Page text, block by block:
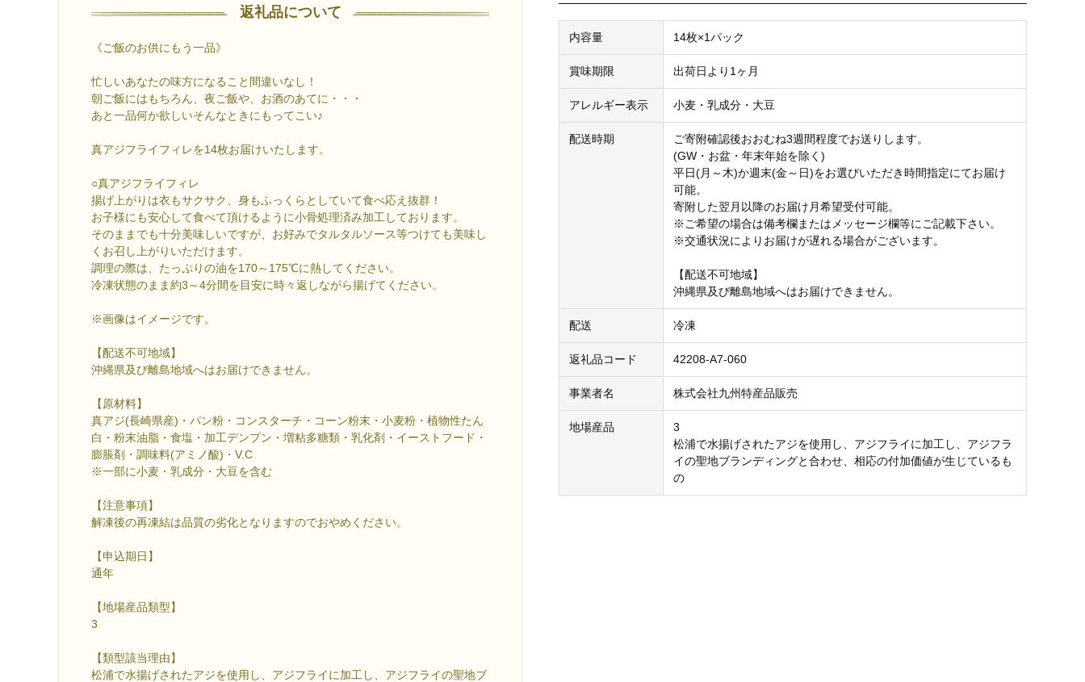
返礼品について
《ご飯のお供にもう一品》
忙しいあなたの味方になること間違いなし！
朝ご飯にはもちろん、夜ご飯や、お酒のあてに・・・
あと一品何か欲しいそんなときにもってこい♪
真アジフライフィレを14枚お届けいたします。
○真アジフライフィレ
揚げ上がりは衣もサクサク、身もふっくらとしていて食べ応え抜群！
お子様にも安心して食べて頂けるように小骨処理済み加工しております。
そのままでも十分美味しいですが、お好みでタルタルソース等つけても美味し
くお召し上がりいただけます。
調理の際は、たっぷりの油を170～175℃に熱してください。
冷凍状態のまま約3～4分間を目安に時々返しながら揚げてください。
※画像はイメージです。
【配送不可地域】
沖縄県及び離島地域へはお届けできません。
【原材料】
真アジ(長崎県産)・パン粉・コンスターチ・コーン粉末・小麦粉・植物性たん
白・粉末油脂・食塩・加工デンプン・増粘多糖類・乳化剤・イーストフード・
膨脹剤・調味料(アミノ酸)・V.C
※一部に小麦・乳成分・大豆を含む
【注意事項】
解凍後の再凍結は品質の劣化となりますのでおやめください。
【申込期日】
通年
【地場産品類型】
3
【類型該当理由】
松浦で水揚げされたアジを使用し、アジフライに加工し、アジフライの聖地ブ
内容量 14枚×1パック
賞味期限 出荷日より1ヶ月
アレルギー表示 小麦・乳成分・大豆
配送時期
ご寄附確認後おおむね3週間程度でお送りします。
(GW・お盆・年末年始を除く)
平日(月～木)か週末(金～日)をお選びいただき時間指定にてお届け
可能。
寄附した翌月以降のお届け月希望受付可能。
※ご希望の場合は備考欄またはメッセージ欄等にご記載下さい。
※交通状況によりお届けが遅れる場合がございます。
【配送不可地域】
沖縄県及び離島地域へはお届けできません。
配送 冷凍
返礼品コード 42208-A7-060
事業者名 株式会社九州特産品販売
地場産品
3
松浦で水揚げされたアジを使用し、アジフライに加工し、アジフラ
イの聖地ブランディングと合わせ、相応の付加価値が生じているも
の